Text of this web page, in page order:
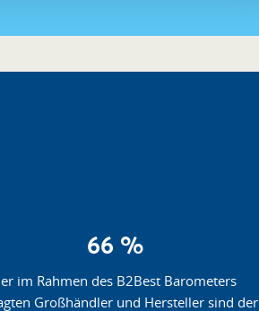
66 %
im Rahmen des B2Best Barometers
Großhändler und Hersteller sind der